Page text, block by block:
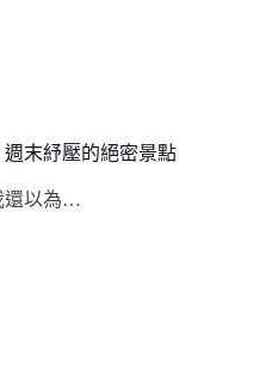
末紓壓的絕密景點
還以為…